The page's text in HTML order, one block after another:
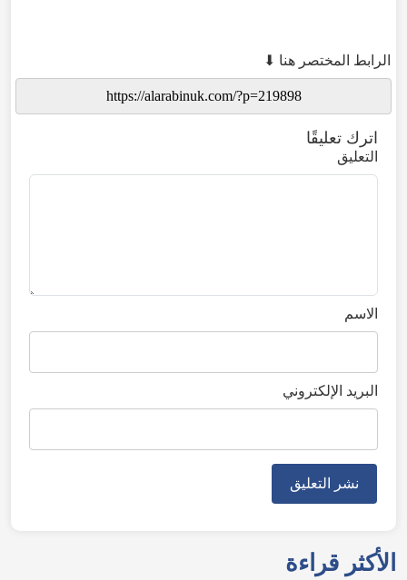
الرابط المختصر هنا ⬇
اترك تعليقًا
التعليق
الاسم
البريد الإلكتروني
الأكثر قراءة